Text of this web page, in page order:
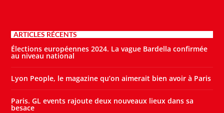
ARTICLES RÉCENTS
Élections européennes 2024. La vague Bardella confirmée
au niveau national
Lyon People, le magazine qu’on aimerait bien avoir à Paris
Paris. GL events rajoute deux nouveaux lieux dans sa
besace